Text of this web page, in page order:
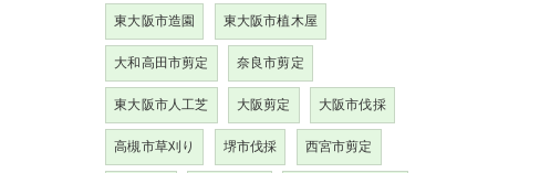
東大阪市造園 東大阪市植木屋
大和高田市剪定 奈良市剪定
東大阪市人工芝 大阪剪定 大阪市伐採
高槻市草刈り 堺市伐採 西宮市剪定